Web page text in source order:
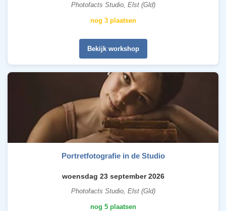
Photofacts Studio, Elst (Gld)
nog 3 plaatsen
Bekijk workshop
Portretfotografie in de Studio
woensdag 23 september 2026
Photofacts Studio, Elst (Gld)
nog 5 plaatsen